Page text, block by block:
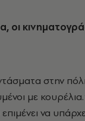
οι
στην
με
να